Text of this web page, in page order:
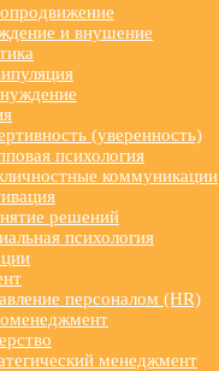
и внушение
(уверенность)
психология
коммуникации
решений
психология
персоналом (HR)
менеджмент